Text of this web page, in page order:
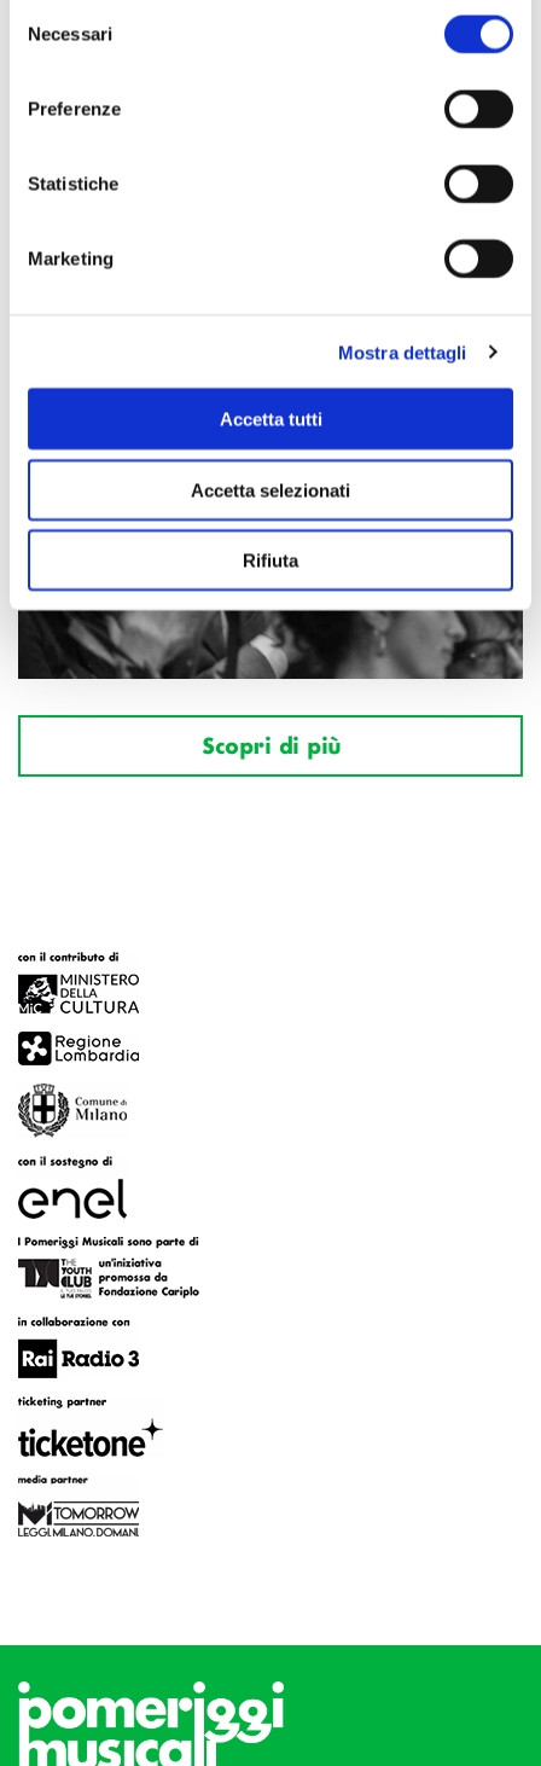
delNecessari
Preferenze
Statistiche
Marketing
Mostra dettagli
Accetta tutti
Accetta selezionati
Rifiuta
Scopri di più